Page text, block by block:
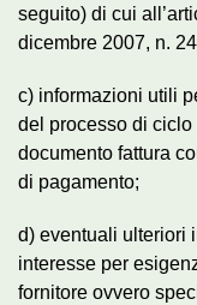
seguito) di cui
dicembre 2007, n.
c) informazioni utili
del processo di ciclo
documento fattura
di pagamento;
d) eventuali ulteriori
interesse per
fornitore ovvero